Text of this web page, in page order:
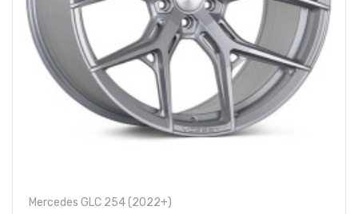
Mercedes GLC 254 (2022+)